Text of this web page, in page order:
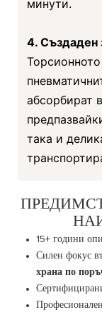
минути.
4. Създаден
абсорбират
така и
15+ години
Силен фокус
храна по
Професионален